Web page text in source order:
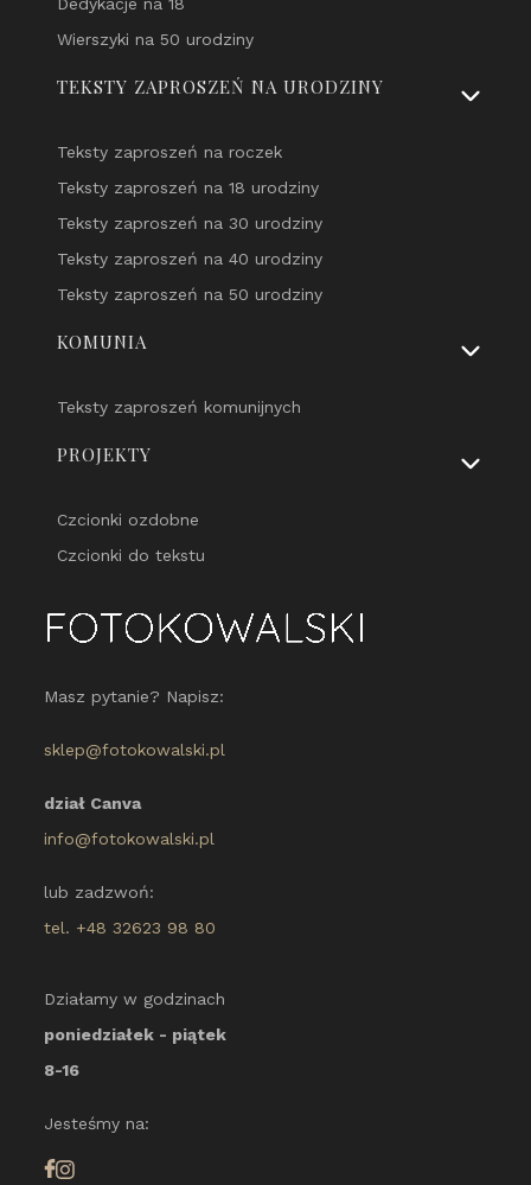
Dedykacje na 18
Wierszyki na 50 urodziny
TEKSTY ZAPROSZEŃ NA URODZINY
Teksty zaproszeń na roczek
Teksty zaproszeń na 18 urodziny
Teksty zaproszeń na 30 urodziny
Teksty zaproszeń na 40 urodziny
Teksty zaproszeń na 50 urodziny
KOMUNIA
Teksty zaproszeń komunijnych
PROJEKTY
Czcionki ozdobne
Czcionki do tekstu
Masz pytanie? Napisz:
sklep@fotokowalski.pl
dział Canva
info@fotokowalski.pl
lub zadzwoń:
tel. +48 32623 98 80
Działamy w godzinach
poniedziałek - piątek
8-16
Jesteśmy na: